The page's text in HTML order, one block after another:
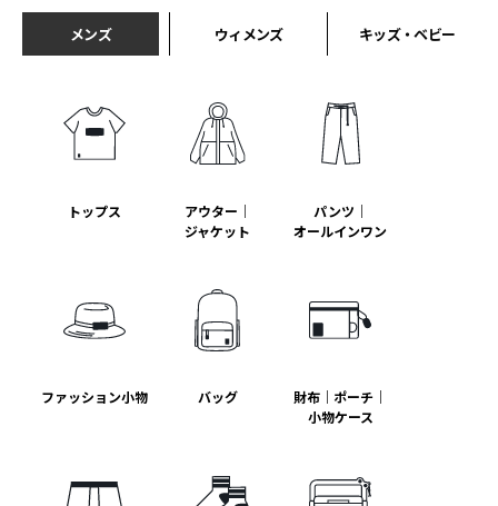
メンズ ウィメンズ キッズ・ベビー
トップス
アウター｜
ジャケット
パンツ｜
オールインワン
ファッション小物 バッグ
財布｜ポーチ｜
小物ケース